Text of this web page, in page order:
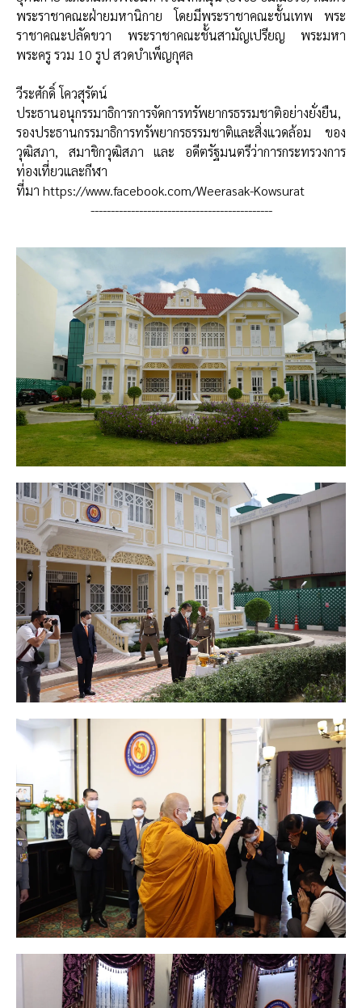
พระราชาคณะฝ่ายมหานิกาย โดยมีพระราชาคณะชั้นเทพ พระ
ราชาคณะปลัดขวา พระราชาคณะชั้นสามัญเปรียญ พระมหา
พระครู รวม 10 รูป สวดบำเพ็ญกุศล
วีระศักดิ์ โควสุรัตน์
ประธานอนุกรรมาธิการการจัดการทรัพยากรธรรมชาติอย่างยั่งยืน,
รองประธานกรรมาธิการทรัพยากรธรรมชาติและสิ่งแวดล้อม ของ
วุฒิสภา, สมาชิกวุฒิสภา และ อดีตรัฐมนตรีว่าการกระทรวงการ
ท่องเที่ยวและกีฬา
ที่มา https://www.facebook.com/Weerasak-Kowsurat
---------------------------------------------